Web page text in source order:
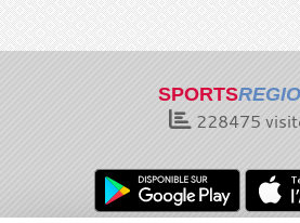
SPORTS
228475